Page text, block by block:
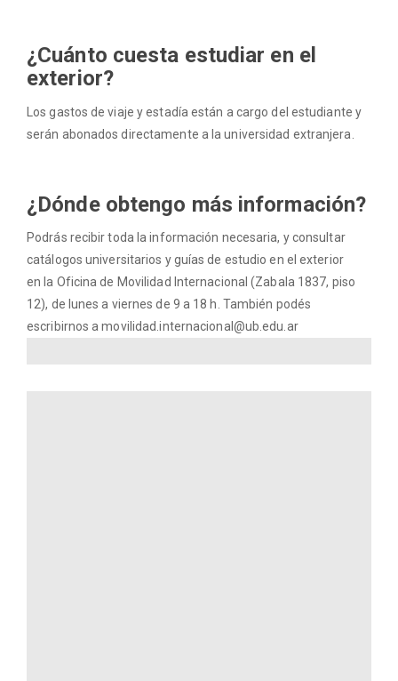
¿Cuánto cuesta estudiar en el
exterior?
Los gastos de viaje y estadía están a cargo del estudiante y
serán abonados directamente a la universidad extranjera.
¿Dónde obtengo más información?
Podrás recibir toda la información necesaria, y consultar
catálogos universitarios y guías de estudio en el exterior
en la Oficina de Movilidad Internacional (Zabala 1837, piso
12), de lunes a viernes de 9 a 18 h. También podés
escribirnos a movilidad.internacional@ub.edu.ar